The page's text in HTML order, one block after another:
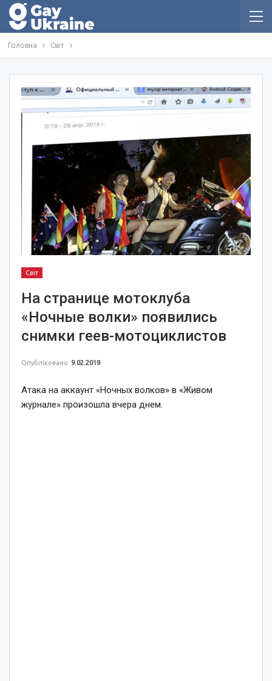
Головна Світ
Світ
На странице мотоклуба
«Ночные волки» появились
снимки геев-мотоциклистов
Опубліковано 9.02.2019
Атака на аккаунт «Ночных волков» в «Живом
журнале» произошла вчера днем.